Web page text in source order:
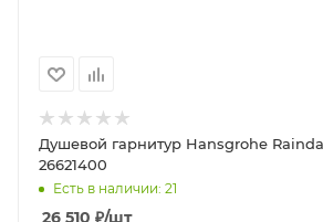
Душевой гарнитур Hansgrohe
26621400
Есть в наличии: 21
26 510 ₽/шт